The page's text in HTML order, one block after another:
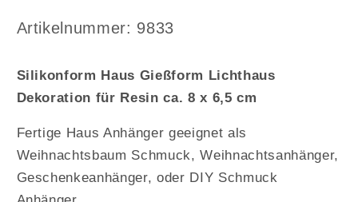
Gießform
für
Resin
8
x
6,5
cm
Gießform
für
Resin
8
x
6,5
Arktikelnummer:
Artikelnummer: 9833
Silikonform Haus Gießform Lichthaus
Dekoration für Resin ca. 8 x 6,5 cm
Fertige Haus Anhänger geeignet als
Weihnachtsbaum Schmuck, Weihnachtsanhänger,
Geschenkeanhänger, oder DIY Schmuck